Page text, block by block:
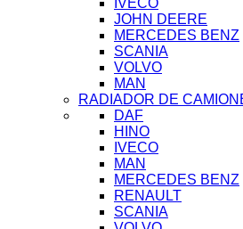
IVECO
JOHN DEERE
MERCEDES BENZ
SCANIA
VOLVO
MAN
RADIADOR DE
DAF
HINO
IVECO
MAN
MERCEDES BENZ
RENAULT
SCANIA